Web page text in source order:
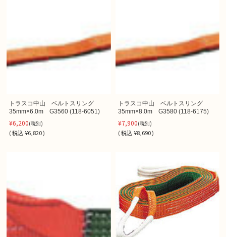
トラスコ中山 ベルトスリング
35mm×6.0m G3560 (118-6051)
¥6,200(税別)
(税込¥6,820 )
トラスコ中山 ベルトスリング
35mm×8.0m G3580 (118-6175)
¥7,900(税別)
(税込 ¥8,690 )